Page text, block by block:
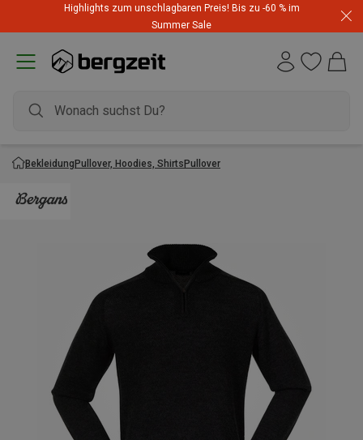
Highlights zum unschlagbaren Preis! Bis zu -60 % im
Summer Sale
BekleidungPullover, Hoodies, ShirtsPullover